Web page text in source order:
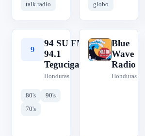
talk radio
globo
9
94 SU FM
94.1
Tegucigalpa
Honduras
80's
90's
70's
B
Blue
Wave
Radio
Honduras